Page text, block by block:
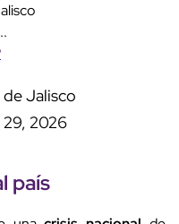
Jalisco
2026
país